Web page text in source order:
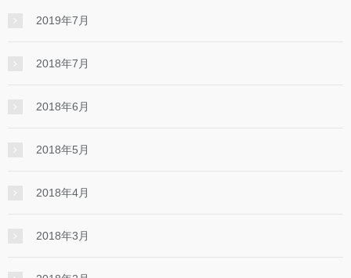
2019年7月
2018年7月
2018年6月
2018年5月
2018年4月
2018年3月